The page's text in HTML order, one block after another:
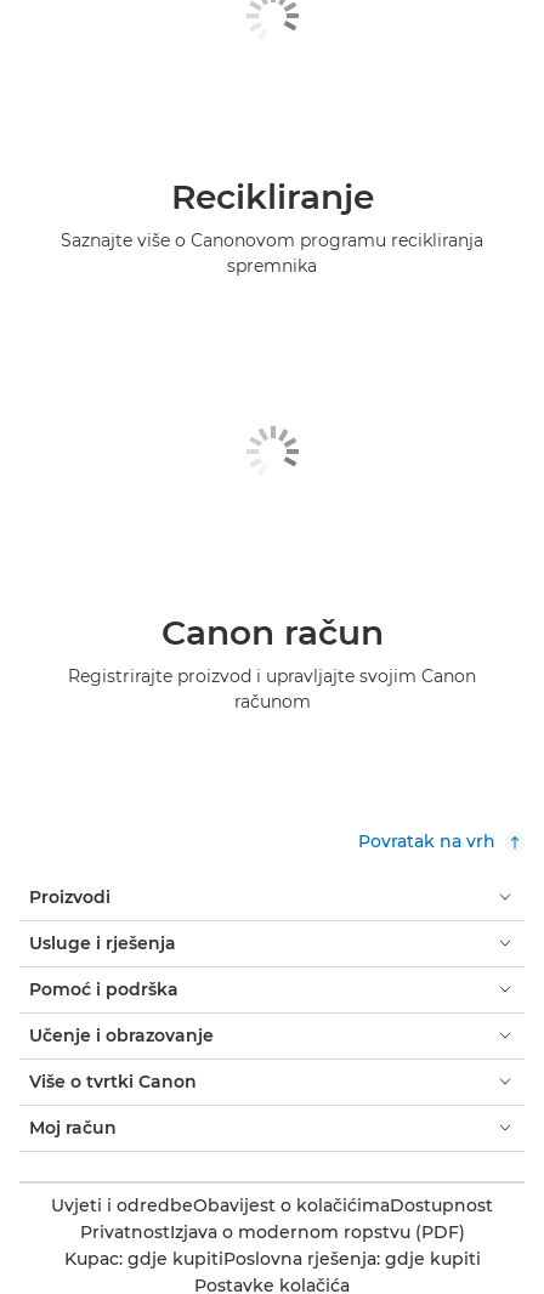
Recikliranje
Saznajte više o Canonovom programu recikliranja
spremnika
Canon račun
Registrirajte proizvod i upravljajte svojim Canon
računom
Povratak na vrh
Proizvodi
Usluge i rješenja
Pomoć i podrška
Učenje i obrazovanje
Više o tvrtki Canon
Moj račun
Uvjeti i odredbeObavijest o kolačićimaDostupnost
PrivatnostIzjava o modernom ropstvu (PDF)
Kupac: gdje kupitiPoslovna rješenja: gdje kupiti
Postavke kolačića